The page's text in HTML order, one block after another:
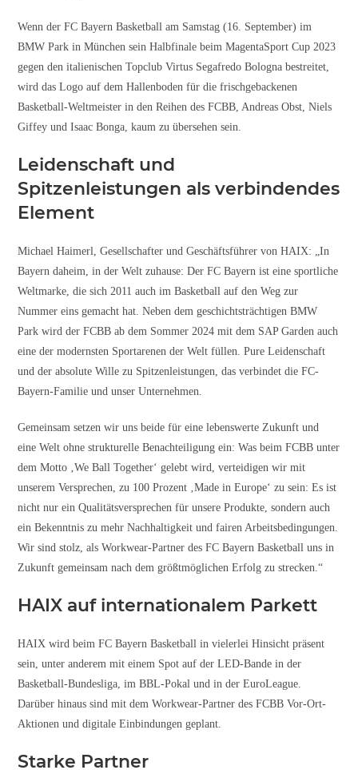
Wenn der FC Bayern Basketball am Samstag (16. September) im
BMW Park in München sein Halbfinale beim MagentaSport Cup 2023
gegen den italienischen Topclub Virtus Segafredo Bologna bestreitet,
wird das Logo auf dem Hallenboden für die frischgebackenen
Basketball-Weltmeister in den Reihen des FCBB, Andreas Obst, Niels
Giffey und Isaac Bonga, kaum zu übersehen sein.
Leidenschaft und
Spitzenleistungen als verbindendes
Element
Michael Haimerl, Gesellschafter und Geschäftsführer von HAIX: „In
Bayern daheim, in der Welt zuhause: Der FC Bayern ist eine sportliche
Weltmarke, die sich 2011 auch im Basketball auf den Weg zur
Nummer eins gemacht hat. Neben dem geschichtsträchtigen BMW
Park wird der FCBB ab dem Sommer 2024 mit dem SAP Garden auch
eine der modernsten Sportarenen der Welt füllen. Pure Leidenschaft
und der absolute Wille zu Spitzenleistungen, das verbindet die FC-
Bayern-Familie und unser Unternehmen.
Gemeinsam setzen wir uns beide für eine lebenswerte Zukunft und
eine Welt ohne strukturelle Benachteiligung ein: Was beim FCBB unter
dem Motto ‚We Ball Together‘ gelebt wird, verteidigen wir mit
unserem Versprechen, zu 100 Prozent ‚Made in Europe‘ zu sein: Es ist
nicht nur ein Qualitätsversprechen für unsere Produkte, sondern auch
ein Bekenntnis zu mehr Nachhaltigkeit und fairen Arbeitsbedingungen.
Wir sind stolz, als Workwear-Partner des FC Bayern Basketball uns in
Zukunft gemeinsam nach dem größtmöglichen Erfolg zu strecken.“
HAIX auf internationalem Parkett
HAIX wird beim FC Bayern Basketball in vielerlei Hinsicht präsent
sein, unter anderem mit einem Spot auf der LED-Bande in der
Basketball-Bundesliga, im BBL-Pokal und in der EuroLeague.
Darüber hinaus sind mit dem Workwear-Partner des FCBB Vor-Ort-
Aktionen und digitale Einbindungen geplant.
Starke Partner